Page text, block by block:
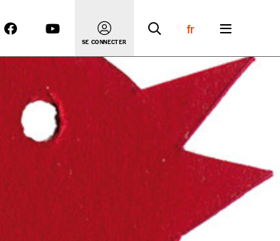
SE CONNECTER
fr